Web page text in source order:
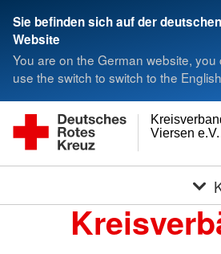
Sie befinden sich auf der deutschen
Website
You are on the German website, you
use the switch to switch to the
Viersen e.V.